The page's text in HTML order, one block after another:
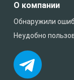
О компании
Обнаружили
Неудобно